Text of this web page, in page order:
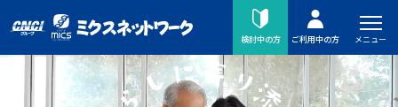
検討中の方 ご利用中の方 メニュー